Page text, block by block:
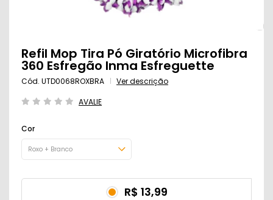
Refil Mop Tira Pó Giratório Microfibra
360 Esfregão Inma Esfreguette
Cód. UTD0068ROXBRA
Ver descrição
AVALIE
Cor
R$ 13,99